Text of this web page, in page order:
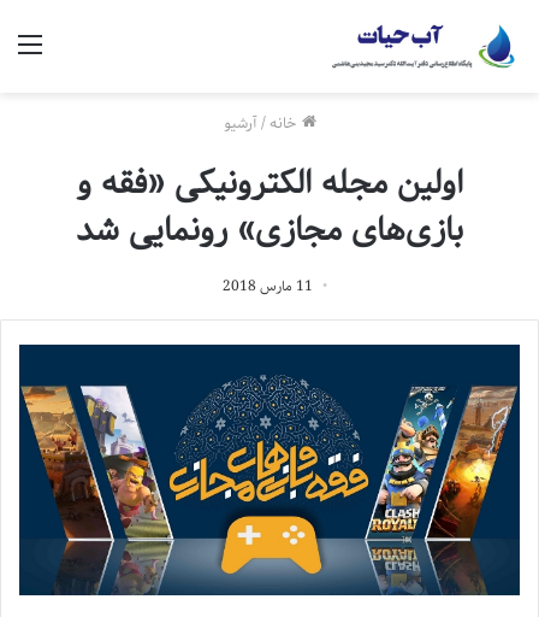
خانه/آرشیو
اولین مجله الکترونیکی «فقه و
بازی‌های مجازی» رونمایی شد
11 مارس 2018